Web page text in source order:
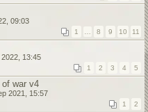
09:03
1 8 9 10 11
2022, 13:45
1 2 3 4 5
war v4
2021, 15:57
1 2